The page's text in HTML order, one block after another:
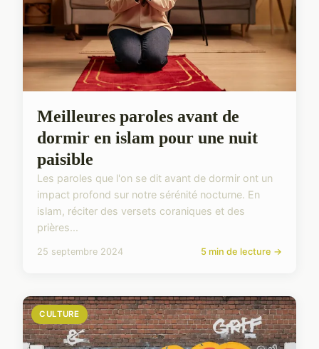
Meilleures paroles avant de
dormir en islam pour une nuit
paisible
Les paroles que l'on se dit avant de dormir ont un
impact profond sur notre sérénité nocturne. En
islam, réciter des versets coraniques et des
prières...
25 septembre 2024 5 min de lecture →
CULTURE